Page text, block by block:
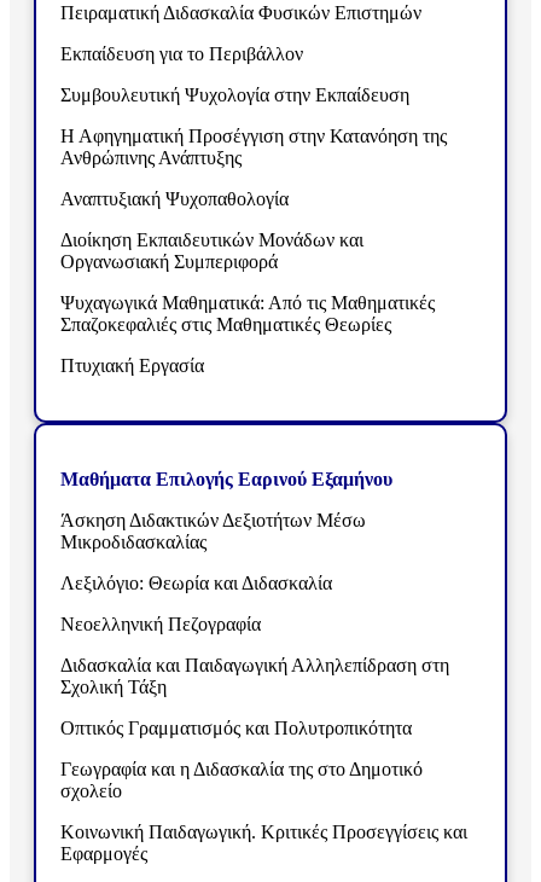
Πειραματική Διδασκαλία Φυσικών Επιστημών
Εκπαίδευση για το Περιβάλλον
Συμβουλευτική Ψυχολογία στην Εκπαίδευση
Η Αφηγηματική Προσέγγιση στην Κατανόηση της
Ανθρώπινης Ανάπτυξης
Αναπτυξιακή Ψυχοπαθολογία
Διοίκηση Εκπαιδευτικών Μονάδων και
Οργανωσιακή Συμπεριφορά
Ψυχαγωγικά Μαθηματικά: Από τις Μαθηματικές
Σπαζοκεφαλιές στις Μαθηματικές Θεωρίες
Πτυχιακή Εργασία
Μαθήματα Επιλογής Εαρινού Εξαμήνου
Άσκηση Διδακτικών Δεξιοτήτων Μέσω
Μικροδιδασκαλίας
Λεξιλόγιο: Θεωρία και Διδασκαλία
Νεοελληνική Πεζογραφία
Διδασκαλία και Παιδαγωγική Αλληλεπίδραση στη
Σχολική Τάξη
Οπτικός Γραμματισμός και Πολυτροπικότητα
Γεωγραφία και η Διδασκαλία της στο Δημοτικό
σχολείο
Κοινωνική Παιδαγωγική. Κριτικές Προσεγγίσεις και
Εφαρμογές